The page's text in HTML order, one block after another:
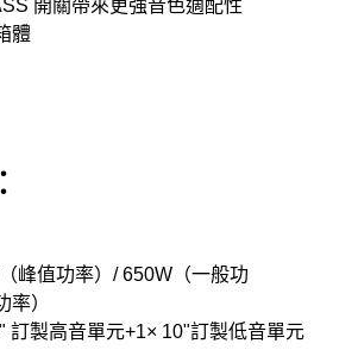
開關帶來更強音色適配性
體
（峰值功率） / 650W （一般功
率）
訂製高音單元+1× 10"訂製低音單元